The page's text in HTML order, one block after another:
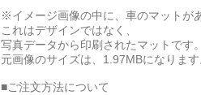
※イメージ画像の中に、車のマットが
これはデザインではなく、
写真データから印刷されたマットです。
元画像のサイズは、1.97MBになります
■ご注文方法について